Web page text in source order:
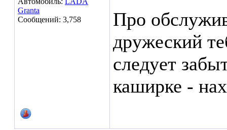
Granta
Сообщений: 3,758
Про
дружеский
следует
каширке -